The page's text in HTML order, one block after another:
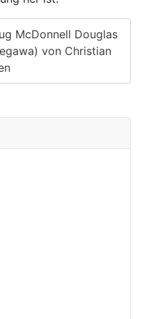
McDonnell Douglas
von Christian